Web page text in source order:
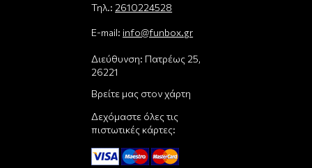
Τηλ.: 2610224528
E-mail: info@funbox.gr
Διεύθυνση: Πατρέως 25,
26221
Βρείτε μας στον χάρτη
Δεχόμαστε όλες τις
πιστωτικές κάρτες: